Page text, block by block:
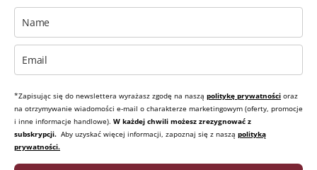
*Zapisując się do newslettera wyrażasz zgodę na naszą politykę prywatności oraz
na otrzymywanie wiadomości e-mail o charakterze marketingowym (oferty, promocje
i inne informacje handlowe). W każdej chwili możesz zrezygnować z
subskrypcji. Aby uzyskać więcej informacji, zapoznaj się z naszą polityką
prywatności.